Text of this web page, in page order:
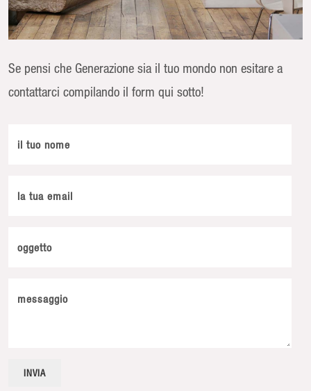
Se pensi che Generazione sia il tuo mondo non esitare a
contattarci compilando il form qui sotto!
il tuo nome
la tua email
oggetto
messaggio